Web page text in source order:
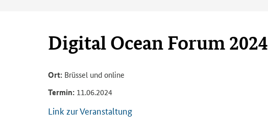
Digital Ocean Forum 2024
Ort: Brüssel und online
Termin: 11.06.2024
Link zur Veranstaltung